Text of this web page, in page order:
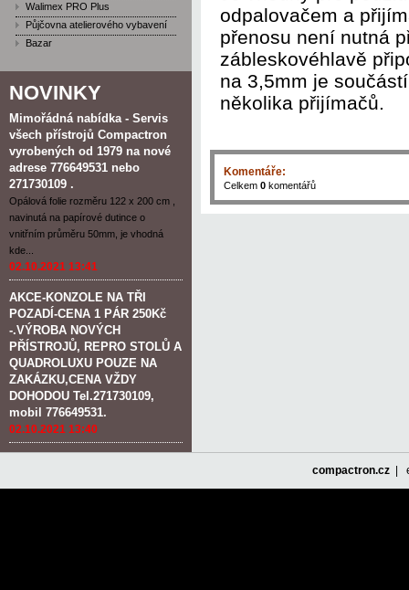
Walimex PRO Plus
Půjčovna atelierového vybavení
Bazar
NOVINKY
Mimořádná nabídka - Servis
všech přístrojů Compactron
vyrobených od 1979 na nové
adrese 776649531 nebo
271730109 .
Opálová folie rozměru 122 x 200 cm ,
navinutá na papírové dutince o
vnitřním průměru 50mm, je vhodná
kde...
02.10.2021 13:41
AKCE-KONZOLE NA TŘI
POZADÍ-CENA 1 PÁR 250Kč
-.VÝROBA NOVÝCH
PŘÍSTROJŮ, REPRO STOLŮ A
QUADROLUXU POUZE NA
ZAKÁZKU,CENA VŽDY
DOHODOU Tel.271730109,
mobil 776649531.
02.10.2021 13:40
odpalovačem a
přenosu není nutná
zábleskovéhlavě
na 3,5mm je
několika přijímačů.
Komentáře:
Celkem 0 komentářů
compactron.cz |